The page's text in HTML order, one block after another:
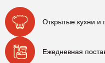
Открытые кухни и
Ежедневная